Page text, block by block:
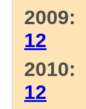
2009:
12
2010:
12